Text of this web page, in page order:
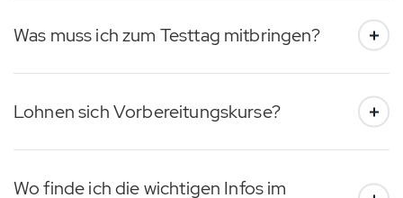
Was muss ich zum Testtag mitbringen?
Lohnen sich Vorbereitungskurse?
Wo finde ich die wichtigen Infos im